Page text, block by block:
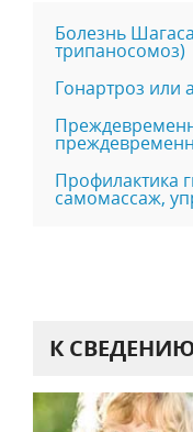
Болезнь
трипаносомоз)
Гонартроз или
Профилактика
самомассаж,
К